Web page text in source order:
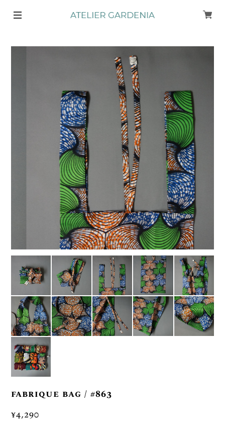
fabrique bag / #863
¥4,290